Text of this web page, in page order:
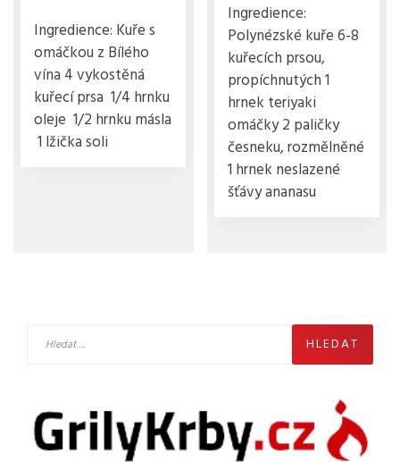
Ingredience: Kuře s
omáčkou z Bílého
vína 4 vykostěná
kuřecí prsa 1/4 hrnku
oleje 1/2 hrnku másla
1 lžička soli
Ingredience:
Polynézské kuře 6-8
kuřecích prsou,
propíchnutých 1
hrnek teriyaki
omáčky 2 paličky
česneku, rozmělněné
1 hrnek neslazené
šťávy ananasu
Vyhledávání